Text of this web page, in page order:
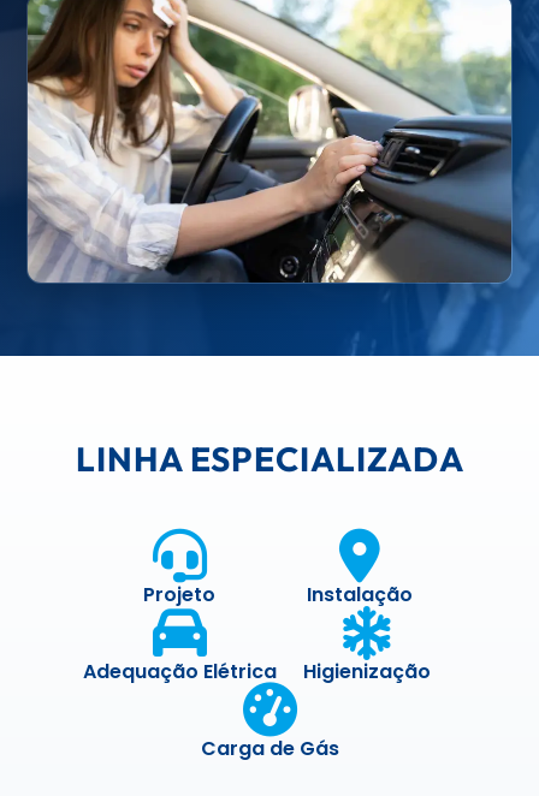
LINHA ESPECIALIZADA
Projeto Instalação
Adequação Elétrica Higienização
Carga de Gás